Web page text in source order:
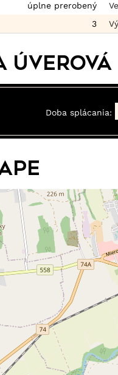
úplne prerobený
3
Doba splácania: